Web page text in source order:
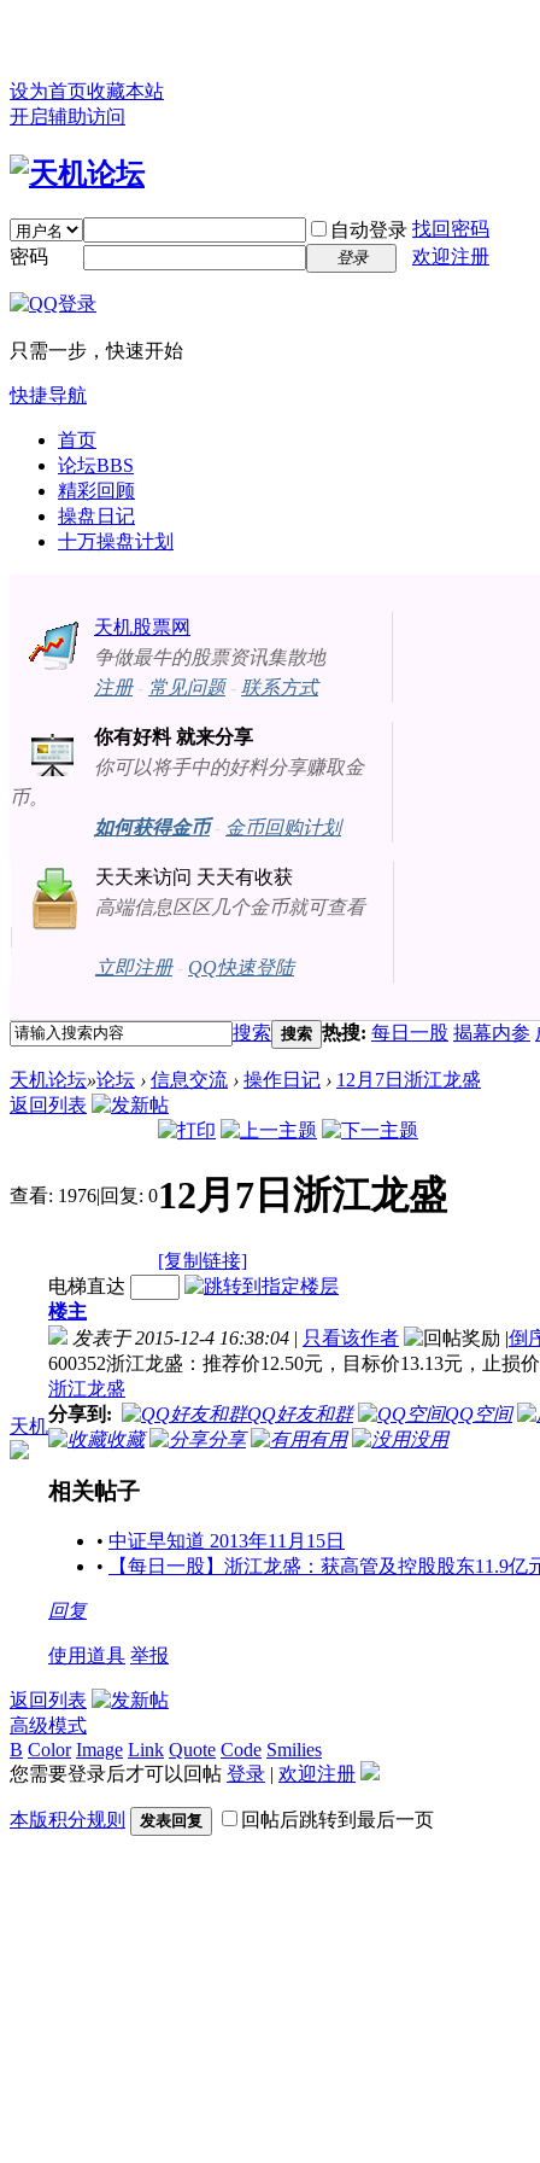
设为首页收藏本站
开启辅助访问
自动登录 找回密码
密码
登录 欢迎注册
只需一步，快速开始
快捷导航
首页
论坛BBS
精彩回顾
操盘日记
十万操盘计划
天机股票网
争做最牛的股票资讯集散地
注册- 常见问题- 联系方式
你有好料 就来分享
你可以将手中的好料分享赚取金
币。
如何获得金币- 金币回购计划
天天来访问 天天有收获
高端信息区区几个金币就可查看
立即注册- QQ快速登陆
搜索 搜索 热搜: 每日一股 揭幕内参
天机论坛»论坛 › 信息交流 › 操作日记 › 12月7日浙江龙盛
返回列表
查看: 1976|回复: 012月7日浙江龙盛
[复制链接]
天机
电梯直达
楼主
发表于 2015-12-4 16:38:04 | 只看该作者 |倒
600352浙江龙盛：推荐价12.50元，目标价13.13元，止损
浙江龙盛
分享到:
QQ好友和群
QQ空间
收藏
分享 有用 没用
相关帖子
• 中证早知道 2013年11月15日
•
【每日一股】浙江龙盛：获高管及控股股东11.9亿
回复
使用道具 举报
返回列表
高级模式
B Color Image Link Quote Code Smilies
您需要登录后才可以回帖 登录 | 欢迎注册
本版积分规则 发表回复 回帖后跳转到最后一页